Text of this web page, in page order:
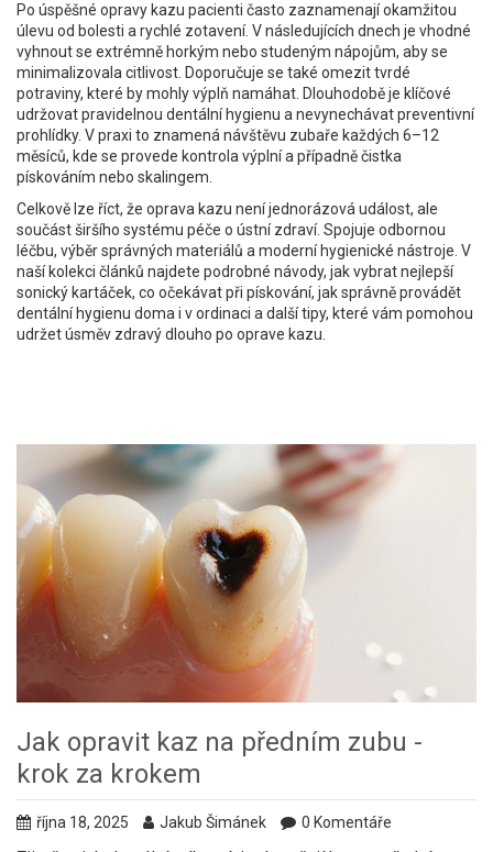
Po úspěšné opravy kazu pacienti často zaznamenají okamžitou
úlevu od bolesti a rychlé zotavení. V následujících dnech je vhodné
vyhnout se extrémně horkým nebo studeným nápojům, aby se
minimalizovala citlivost. Doporučuje se také omezit tvrdé
potraviny, které by mohly výplň namáhat. Dlouhodobě je klíčové
udržovat pravidelnou dentální hygienu a nevynechávat preventivní
prohlídky. V praxi to znamená návštěvu zubaře každých 6–12
měsíců, kde se provede kontrola výplní a případně čistka
pískováním nebo skalingem.
Celkově lze říct, že oprava kazu není jednorázová událost, ale
součást širšího systému péče o ústní zdraví. Spojuje odbornou
léčbu, výběr správných materiálů a moderní hygienické nástroje. V
naší kolekci článků najdete podrobné návody, jak vybrat nejlepší
sonický kartáček, co očekávat při pískování, jak správně provádět
dentální hygienu doma i v ordinaci a další tipy, které vám pomohou
udržet úsměv zdravý dlouho po oprave kazu.
Jak opravit kaz na předním zubu -
krok za krokem
října 18, 2025 Jakub Šimánek 0 Komentáře